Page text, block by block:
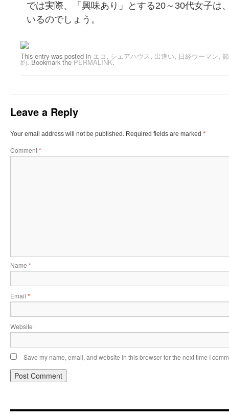
では実際、「興味あり」とする20～30代女子は
いるのでしょう。
This entry was posted in エコ, シェアハウス, 出逢い, 日経ウーマン, 節
約. Bookmark thePERMALINK.
Leave a Reply
Your email address will not be published. Required fields are marked *
Comment*
Name *
Email *
Website
Save my name, email, and website in this browser for the next time I